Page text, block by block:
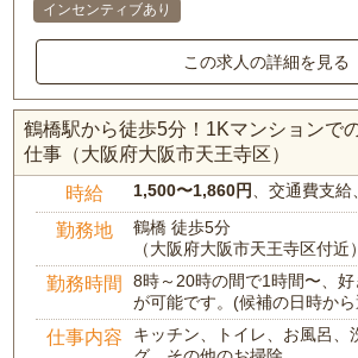
インセンティブあり
この求人の詳細を見る
鶴橋駅から徒歩5分！1Kマンションで
仕事（大阪府大阪市天王寺区）
時給 1,500〜1,860円 、交通費支
勤務地
鶴橋 徒歩5分
（大阪府大阪市天王寺区付近）
勤務時間
8時～20時の間で1時間〜、好
が可能です。(候補の日時か
仕事内容
キッチン、トイレ、お風呂、